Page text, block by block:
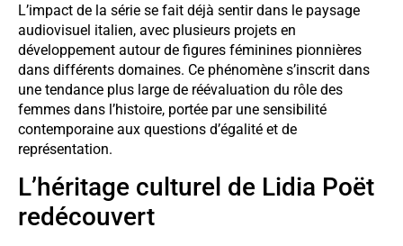
L’impact de la série se fait déjà sentir dans le paysage
audiovisuel italien, avec plusieurs projets en
développement autour de figures féminines pionnières
dans différents domaines. Ce phénomène s’inscrit dans
une tendance plus large de réévaluation du rôle des
femmes dans l’histoire, portée par une sensibilité
contemporaine aux questions d’égalité et de
représentation.
L’héritage culturel de Lidia Poët
redécouvert